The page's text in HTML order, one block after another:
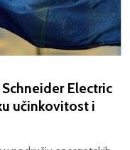
Electric
učinkovitost i